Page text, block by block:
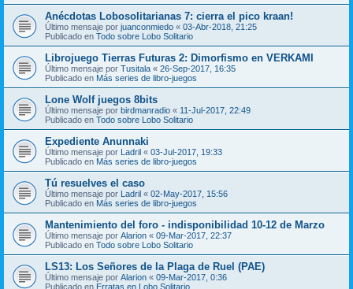
Anécdotas Lobosolitarianas 7: cierra el pico kraan!
Último mensaje por juanconmiedo « 03-Abr-2018, 21:25
Publicado en Todo sobre Lobo Solitario
Librojuego Tierras Futuras 2: Dimorfismo en VERKAMI
Último mensaje por Tusitala « 26-Sep-2017, 16:35
Publicado en Más series de libro-juegos
Lone Wolf juegos 8bits
Último mensaje por birdmanradio « 11-Jul-2017, 22:49
Publicado en Todo sobre Lobo Solitario
Expediente Anunnaki
Último mensaje por Ladril « 03-Jul-2017, 19:33
Publicado en Más series de libro-juegos
Tú resuelves el caso
Último mensaje por Ladril « 02-May-2017, 15:56
Publicado en Más series de libro-juegos
Mantenimiento del foro - indisponibilidad 10-12 de Marzo
Último mensaje por Alarion « 09-Mar-2017, 22:37
Publicado en Todo sobre Lobo Solitario
LS13: Los Señores de la Plaga de Ruel (PAE)
Último mensaje por Alarion « 09-Mar-2017, 0:36
Publicado en Erratas en Lobo Solitario